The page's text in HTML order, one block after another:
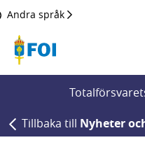
Till innehållet
Andra språk
Tillbaka till Nyheter